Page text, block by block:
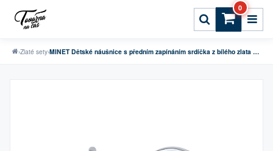
0
›Zlaté sety› MINET Dětské náušnice s předním zapínáním srdíčka z bílého zlata se zirkony Au 585/1000 1,15g